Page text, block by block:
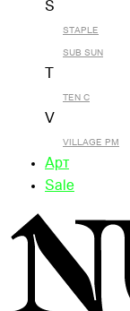
S
STAPLE
SUB SUN
TEN C
V
VILLAGE PM
Арт
Sale